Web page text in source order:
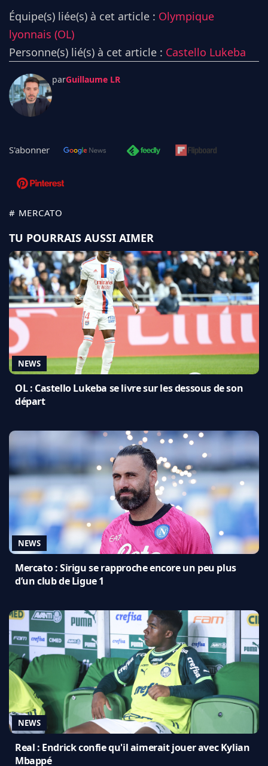
Équipe(s) liée(s) à cet article : Olympique
lyonnais (OL)
Personne(s) lié(s) à cet article : Castello Lukeba
parGuillaume LR
S'abonner
# MERCATO
TU POURRAIS AUSSI AIMER
NEWS
OL : Castello Lukeba se livre sur les dessous de son
départ
NEWS
Mercato : Sirigu se rapproche encore un peu plus
d’un club de Ligue 1
NEWS
Real : Endrick confie qu'il aimerait jouer avec Kylian
Mbappé